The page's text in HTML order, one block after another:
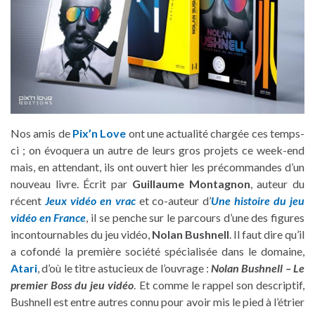
Nos amis de Pix’n Love ont une actualité chargée ces temps-
ci ; on évoquera un autre de leurs gros projets ce week-end
mais, en attendant, ils ont ouvert hier les précommandes d’un
nouveau livre. Écrit par Guillaume Montagnon, auteur du
récent Jeux vidéo en vracet co-auteur d’Une histoire du jeu
vidéo en France, il se penche sur le parcours d’une des figures
incontournables du jeu vidéo, Nolan Bushnell. Il faut dire qu’il
a cofondé la première société spécialisée dans le domaine,
Atari, d’où le titre astucieux de l’ouvrage :Nolan Bushnell – Le
premier Boss du jeu vidéo. Et comme le rappel son descriptif,
Bushnell est entre autres connu pour avoir mis le pied à l’étrier